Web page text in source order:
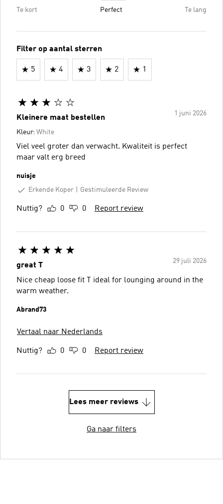
Te kort Perfect Te lang
Filter op aantal sterren
5 4 3 2 1
1 juni 2026
Kleinere maat bestellen
Kleur: White
Viel veel groter dan verwacht. Kwaliteit is perfect
maar valt erg breed
nuisje
Erkende Koper
Gestimuleerde Review
Nuttig? 0 0 Report review
29 juli 2026
great T
Nice cheap loose fit T ideal for lounging around in the
warm weather.
Abrand73
Vertaal naar Nederlands
Nuttig? 0 0 Report review
Lees meer reviews
Ga naar filters